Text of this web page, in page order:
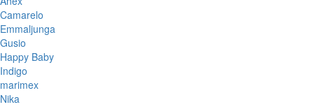
Camarelo
Emmaljunga
Gusio
Happy Baby
Indigo
marimex
Nika